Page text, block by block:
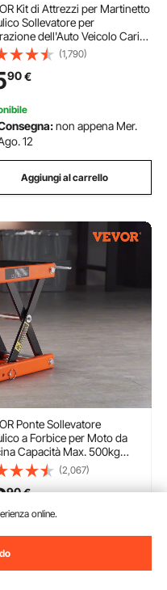
Kit di Attrezzi per Martinetto
Sollevatore per
dell'Auto Veicolo Carico
5 Tonnellate Corrente CC
15A Pressione 10bar,
di Attrezzi per Martinetto
(1,790)
90€
non appena Mer.
12
Aggiungi al carrello
Ponte Sollevatore
a Forbice per Moto da
Capacità Max. 500kg
Regolabile 9,5-35cm,
Sollevatore Alzamoto da
Operazione Idraulica
(2,067)
90€
12
online.